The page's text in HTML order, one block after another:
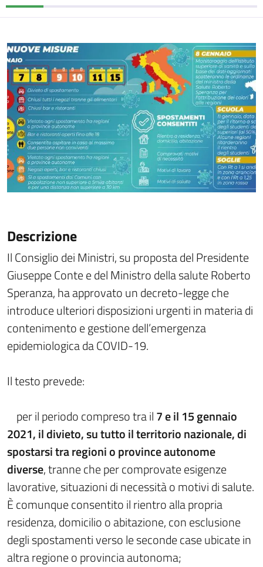
Descrizione
Il Consiglio dei Ministri, su proposta del Presidente
Giuseppe Conte e del Ministro della salute Roberto
Speranza, ha approvato un decreto-legge che
introduce ulteriori disposizioni urgenti in materia di
contenimento e gestione dell’emergenza
epidemiologica da COVID-19.
Il testo prevede:
per il periodo compreso tra il7 e il 15 gennaio
2021, il divieto, su tutto il territorio nazionale, di
spostarsi tra regioni o province autonome
diverse, tranne che per comprovate esigenze
lavorative, situazioni di necessità o motivi di salute.
È comunque consentito il rientro alla propria
residenza, domicilio o abitazione, con esclusione
degli spostamenti verso le seconde case ubicate in
altra regione o provincia autonoma;